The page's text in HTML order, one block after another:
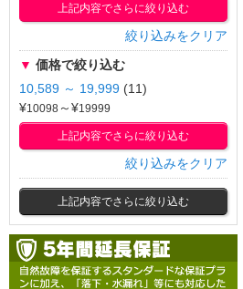
上記内容でさらに絞り込む
絞り込みをクリア
▼ 価格で絞り込む
10,589 ～ 19,999 (11)
¥
～¥
上記内容でさらに絞り込む
絞り込みをクリア
上記内容でさらに絞り込む